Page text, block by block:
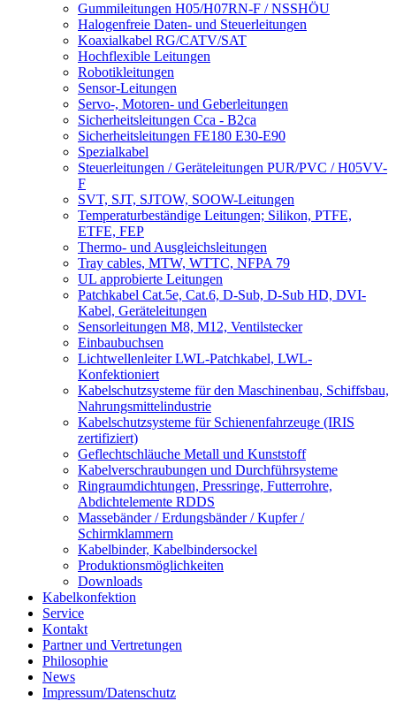
Gummileitungen H05/H07RN-F / NSSHÖU
Halogenfreie Daten- und Steuerleitungen
Koaxialkabel RG/CATV/SAT
Hochflexible Leitungen
Robotikleitungen
Sensor-Leitungen
Servo-, Motoren- und Geberleitungen
Sicherheitsleitungen Cca - B2ca
Sicherheitsleitungen FE180 E30-E90
Spezialkabel
Steuerleitungen / Geräteleitungen PUR/PVC / H05VV-
F
SVT, SJT, SJTOW, SOOW-Leitungen
Temperaturbeständige Leitungen; Silikon, PTFE,
ETFE, FEP
Thermo- und Ausgleichsleitungen
Tray cables, MTW, WTTC, NFPA 79
UL approbierte Leitungen
Patchkabel Cat.5e, Cat.6, D-Sub, D-Sub HD, DVI-
Kabel, Geräteleitungen
Sensorleitungen M8, M12, Ventilstecker
Einbaubuchsen
Lichtwellenleiter LWL-Patchkabel, LWL-
Konfektioniert
Kabelschutzsysteme für den Maschinenbau, Schiffsbau,
Nahrungsmittelindustrie
Kabelschutzsysteme für Schienenfahrzeuge (IRIS
zertifiziert)
Geflechtschläuche Metall und Kunststoff
Kabelverschraubungen und Durchführsysteme
Ringraumdichtungen, Pressringe, Futterrohre,
Abdichtelemente RDDS
Massebänder / Erdungsbänder / Kupfer /
Schirmklammern
Kabelbinder, Kabelbindersockel
Produktionsmöglichkeiten
Downloads
Kabelkonfektion
Service
Kontakt
Partner und Vertretungen
Philosophie
News
Impressum/Datenschutz